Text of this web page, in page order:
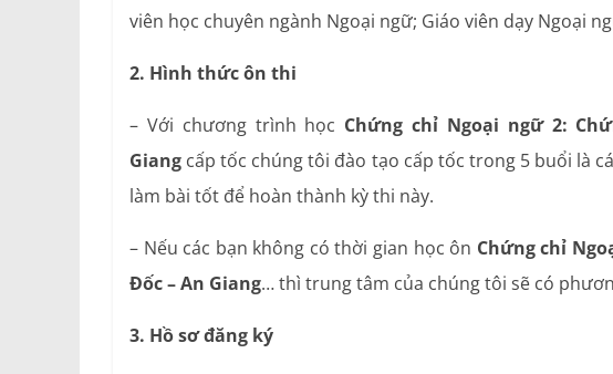
viên học chuyên ngành Ngoại ngữ; Giáo viên dạy Ngoại
2. Hình thức ôn thi
– Với chương trình học Chứng chỉ Ngoại ngữ 2:
Giang cấp tốc chúng tôi đào tạo cấp tốc trong 5 buổi là
làm bài tốt để hoàn thành kỳ thi này.
– Nếu các bạn không có thời gian học ôn Chứng chỉ
Đốc – An Giang… thì trung tâm của chúng tôi sẽ có
3. Hồ sơ đăng ký